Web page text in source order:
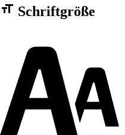
Barrierefreiheit
Schriftgröße